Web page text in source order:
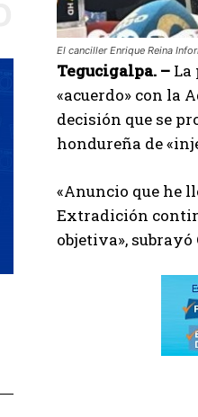
El canciller Enrique Reina
Tegucigalpa. – La
«acuerdo» con la
decisión que se
hondureña de
«Anuncio que he
Extradición
objetiva», subrayó